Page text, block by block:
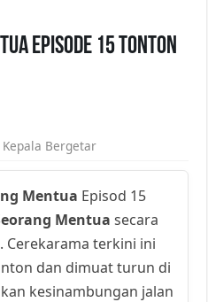
Episode 15 Tonton
Kepala Bergetar
Mentua Episod 15
Mentua secara
Cerekarama terkini ini
dan dimuat turun di
kesinambungan jalan